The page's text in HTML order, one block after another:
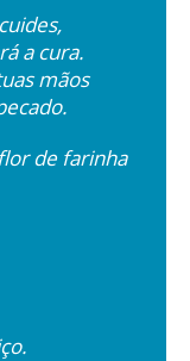
a cura.
mãos
de farinha